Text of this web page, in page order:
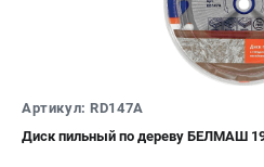
Артикул: RD147A
Диск пильный по дереву БЕЛМАШ